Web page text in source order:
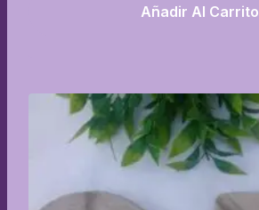
Añadir Al Carrito